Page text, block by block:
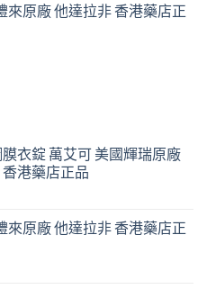
來原廠 他達拉非 香港藥店正
衣錠 萬艾可 美國輝瑞原廠
港藥店正品
來原廠 他達拉非 香港藥店正